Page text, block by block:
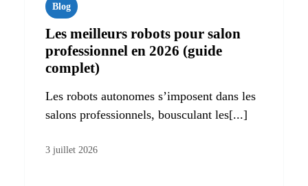
Blog
Les meilleurs robots pour salon
professionnel en 2026 (guide
complet)
Les robots autonomes s’imposent dans les
salons professionnels, bousculant les[...]
3 juillet 2026